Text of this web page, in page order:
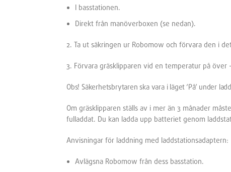
I basstationen.
Direkt från manöverboxen (se nedan).
2. Ta ut säkringen ur Robomow och förvara den i
3. Förvara gräsklipparen vid en temperatur på över
Obs! Säkerhetsbrytaren ska vara i läget ‘På’ under
Om gräsklipparen ställs av i mer än 3 månader
fulladdat. Du kan ladda upp batteriet genom
Anvisningar för laddning med laddstationsadaptern:
Avlägsna Robomow från dess basstation.